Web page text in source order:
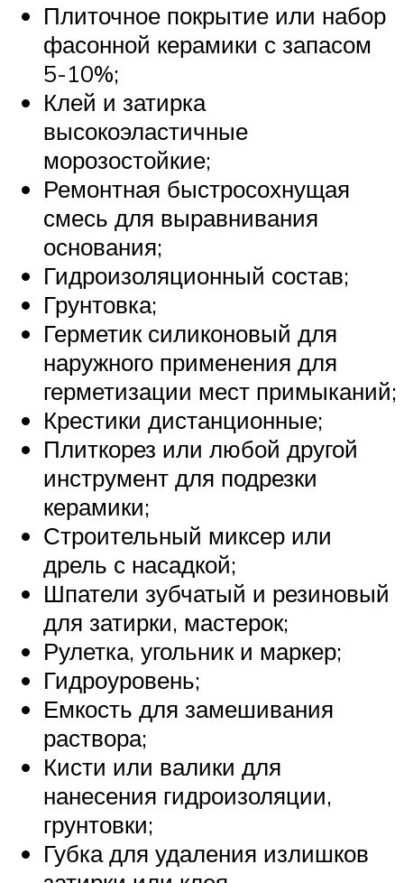
Плиточное покрытие или набор
фасонной керамики с запасом
5-10%;
Клей и затирка
высокоэластичные
морозостойкие;
Ремонтная быстросохнущая
смесь для выравнивания
основания;
Гидроизоляционный состав;
Грунтовка;
Герметик силиконовый для
наружного применения для
герметизации мест примыканий;
Крестики дистанционные;
Плиткорез или любой другой
инструмент для подрезки
керамики;
Строительный миксер или
дрель с насадкой;
Шпатели зубчатый и резиновый
для затирки, мастерок;
Рулетка, угольник и маркер;
Гидроуровень;
Емкость для замешивания
раствора;
Кисти или валики для
нанесения гидроизоляции,
грунтовки;
Губка для удаления излишков